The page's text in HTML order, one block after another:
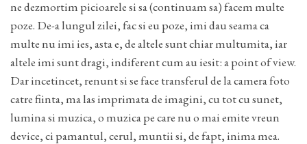
ne dezmortim picioarele si sa (continuam sa) facem multe
poze. De-a lungul zilei, fac si eu poze, imi dau seama ca
multe nu imi ies, asta e, de altele sunt chiar multumita, iar
altele imi sunt dragi, indiferent cum au iesit: a point of view.
Dar incetincet, renunt si se face transferul de la camera foto
catre fiinta, ma las imprimata de imagini, cu tot cu sunet,
lumina si muzica, o muzica pe care nu o mai emite vreun
device, ci pamantul, cerul, muntii si, de fapt, inima mea.